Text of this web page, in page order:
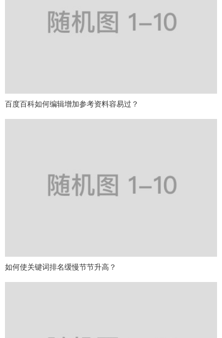
百度百科如何编辑增加参考资料容易过？
如何使关键词排名缓慢节节升高？